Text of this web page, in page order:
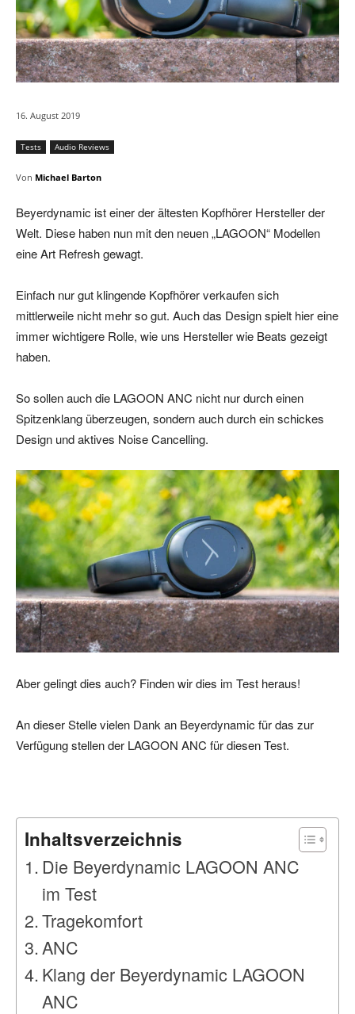
16. August 2019
Tests Audio Reviews
Von Michael Barton
Beyerdynamic ist einer der ältesten Kopfhörer Hersteller der
Welt. Diese haben nun mit den neuen „LAGOON“ Modellen
eine Art Refresh gewagt.
Einfach nur gut klingende Kopfhörer verkaufen sich
mittlerweile nicht mehr so gut. Auch das Design spielt hier eine
immer wichtigere Rolle, wie uns Hersteller wie Beats gezeigt
haben.
So sollen auch die LAGOON ANC nicht nur durch einen
Spitzenklang überzeugen, sondern auch durch ein schickes
Design und aktives Noise Cancelling.
Aber gelingt dies auch? Finden wir dies im Test heraus!
An dieser Stelle vielen Dank an Beyerdynamic für das zur
Verfügung stellen der LAGOON ANC für diesen Test.
Inhaltsverzeichnis
Die Beyerdynamic LAGOON ANC
im Test
Tragekomfort
ANC
Klang der Beyerdynamic LAGOON
ANC